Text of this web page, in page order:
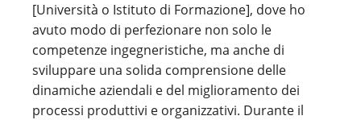
[Università o Istituto di Formazione], dove ho
avuto modo di perfezionare non solo le
competenze ingegneristiche, ma anche di
sviluppare una solida comprensione delle
dinamiche aziendali e del miglioramento dei
processi produttivi e organizzativi. Durante il